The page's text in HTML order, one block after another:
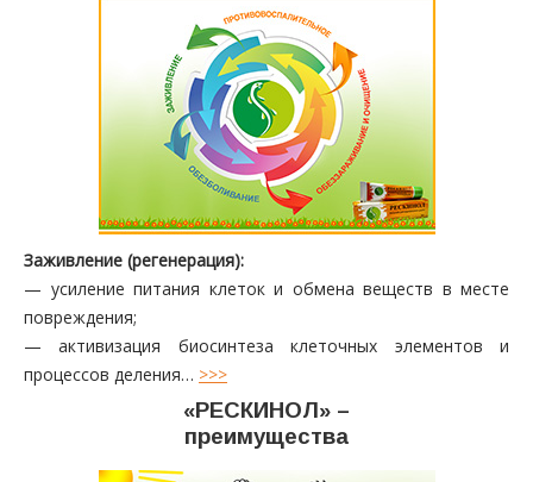
Заживление (регенерация):
— усиление питания клеток и обмена веществ в месте
повреждения;
— активизация биосинтеза клеточных элементов и
процессов деления… >>>
«РЕСКИНОЛ» –
преимущества